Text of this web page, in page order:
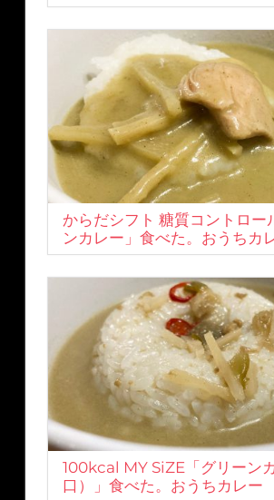
からだシフト 糖質コントロー
ンカレー」食べた。おうちカ
100kcal MY SiZE「グリーン
口）」食べた。おうちカレー